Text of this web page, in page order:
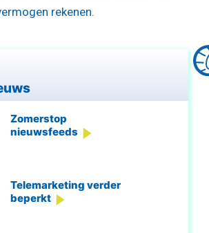
rekenen.
Zomerstop
nieuwsfeeds
Telemarketing verder
beperkt